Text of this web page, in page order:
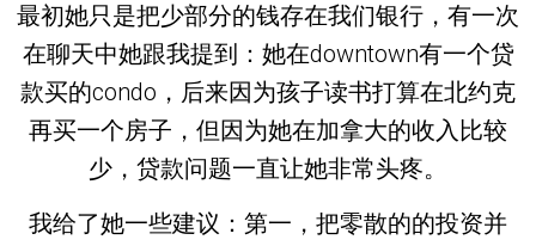
最初她只是把少部分的钱存在我们银行，有一次
在聊天中她跟我提到：她在downtown有一个贷
款买的condo，后来因为孩子读书打算在北约克
再买一个房子，但因为她在加拿大的收入比较
少，贷款问题一直让她非常头疼。
我给了她一些建议：第一，把零散的的投资并